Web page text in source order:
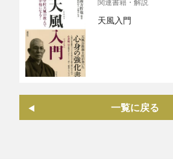
関連書籍・解説
天風入門
一覧に戻る